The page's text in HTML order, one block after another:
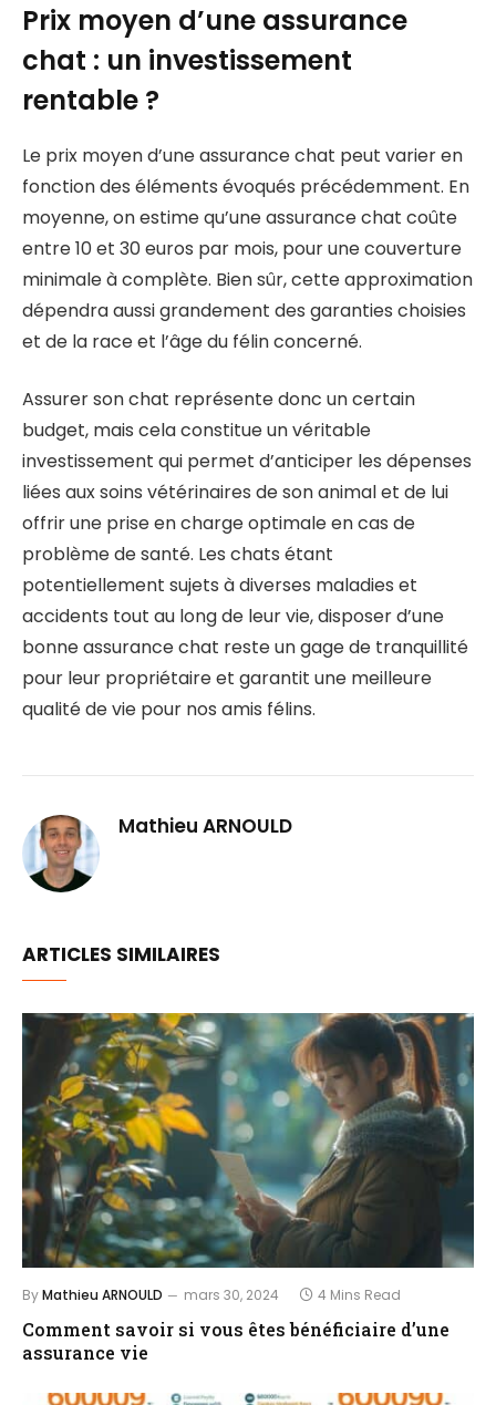
Prix moyen d’une assurance
chat : un investissement
rentable ?
Le prix moyen d’une assurance chat peut varier en
fonction des éléments évoqués précédemment. En
moyenne, on estime qu’une assurance chat coûte
entre 10 et 30 euros par mois, pour une couverture
minimale à complète. Bien sûr, cette approximation
dépendra aussi grandement des garanties choisies
et de la race et l’âge du félin concerné.
Assurer son chat représente donc un certain
budget, mais cela constitue un véritable
investissement qui permet d’anticiper les dépenses
liées aux soins vétérinaires de son animal et de lui
offrir une prise en charge optimale en cas de
problème de santé. Les chats étant
potentiellement sujets à diverses maladies et
accidents tout au long de leur vie, disposer d’une
bonne assurance chat reste un gage de tranquillité
pour leur propriétaire et garantit une meilleure
qualité de vie pour nos amis félins.
Mathieu ARNOULD
ARTICLES SIMILAIRES
ByMathieu ARNOULD mars 30, 2024 4 Mins Read
Comment savoir si vous êtes bénéficiaire d’une
assurance vie